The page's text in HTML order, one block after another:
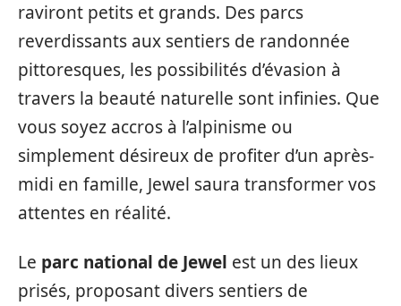
raviront petits et grands. Des parcs
reverdissants aux sentiers de randonnée
pittoresques, les possibilités d’évasion à
travers la beauté naturelle sont infinies. Que
vous soyez accros à l’alpinisme ou
simplement désireux de profiter d’un après-
midi en famille, Jewel saura transformer vos
attentes en réalité.
Le parc national de Jewel est un des lieux
prisés, proposant divers sentiers de